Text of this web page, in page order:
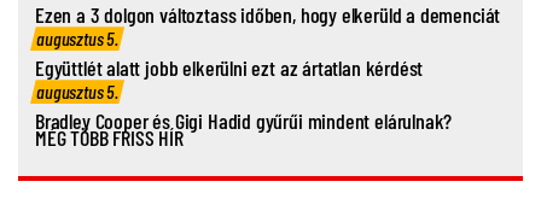
Ezen a 3 dolgon változtass időben, hogy elkerüld a demenciát
augusztus 5.
Együttlét alatt jobb elkerülni ezt az ártatlan kérdést
augusztus 5.
Bradley Cooper és Gigi Hadid gyűrűi mindent elárulnak?
MÉG TÖBB FRISS HÍR